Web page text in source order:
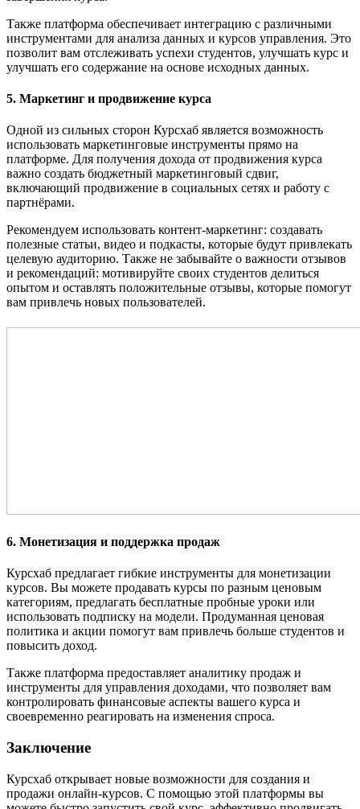
Также платформа обеспечивает интеграцию с различными
инструментами для анализа данных и курсов управления. Это
позволит вам отслеживать успехи студентов, улучшать курс и
улучшать его содержание на основе исходных данных.
5. Маркетинг и продвижение курса
Одной из сильных сторон Курсхаб является возможность
использовать маркетинговые инструменты прямо на
платформе. Для получения дохода от продвижения курса
важно создать бюджетный маркетинговый сдвиг,
включающий продвижение в социальных сетях и работу с
партнёрами.
Рекомендуем использовать контент-маркетинг: создавать
полезные статьи, видео и подкасты, которые будут привлекать
целевую аудиторию. Также не забывайте о важности отзывов
и рекомендаций: мотивируйте своих студентов делиться
опытом и оставлять положительные отзывы, которые помогут
вам привлечь новых пользователей.
6. Монетизация и поддержка продаж
Курсхаб предлагает гибкие инструменты для монетизации
курсов. Вы можете продавать курсы по разным ценовым
категориям, предлагать бесплатные пробные уроки или
использовать подписку на модели. Продуманная ценовая
политика и акции помогут вам привлечь больше студентов и
повысить доход.
Также платформа предоставляет аналитику продаж и
инструменты для управления доходами, что позволяет вам
контролировать финансовые аспекты вашего курса и
своевременно реагировать на изменения спроса.
Заключение
Курсхаб открывает новые возможности для создания и
продажи онлайн-курсов. С помощью этой платформы вы